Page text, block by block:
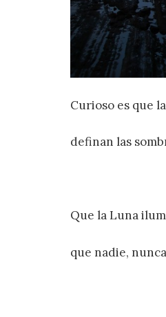
Curioso es que
definan las
Que la Luna
que nadie,